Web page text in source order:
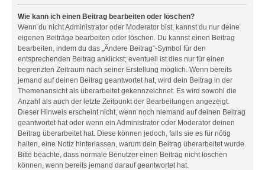
Wie kann ich einen Beitrag bearbeiten oder löschen?
Wenn du nicht Administrator oder Moderator bist, kannst du nur deine
eigenen Beiträge bearbeiten oder löschen. Du kannst einen Beitrag
bearbeiten, indem du das „Ändere Beitrag“-Symbol für den
entsprechenden Beitrag anklickst; eventuell ist dies nur für einen
begrenzten Zeitraum nach seiner Erstellung möglich. Wenn bereits
jemand auf deinen Beitrag geantwortet hat, wird dein Beitrag in der
Themenansicht als überarbeitet gekennzeichnet. Es wird sowohl die
Anzahl als auch der letzte Zeitpunkt der Bearbeitungen angezeigt.
Dieser Hinweis erscheint nicht, wenn noch niemand auf deinen Beitrag
geantwortet hat oder wenn ein Administrator oder Moderator deinen
Beitrag überarbeitet hat. Diese können jedoch, falls sie es für nötig
halten, eine Notiz hinterlassen, warum dein Beitrag überarbeitet wurde.
Bitte beachte, dass normale Benutzer einen Beitrag nicht löschen
können, wenn bereits jemand darauf geantwortet hat.